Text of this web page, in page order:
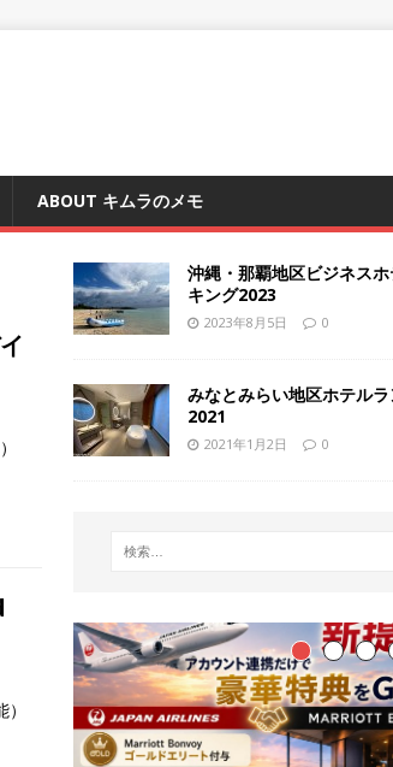
ABOUT キムラのメモ
沖縄・那覇地区ビジネス
キング2023
2023年8月5日 0
みなとみらい地区ホテル
2021
2021年1月2日 0